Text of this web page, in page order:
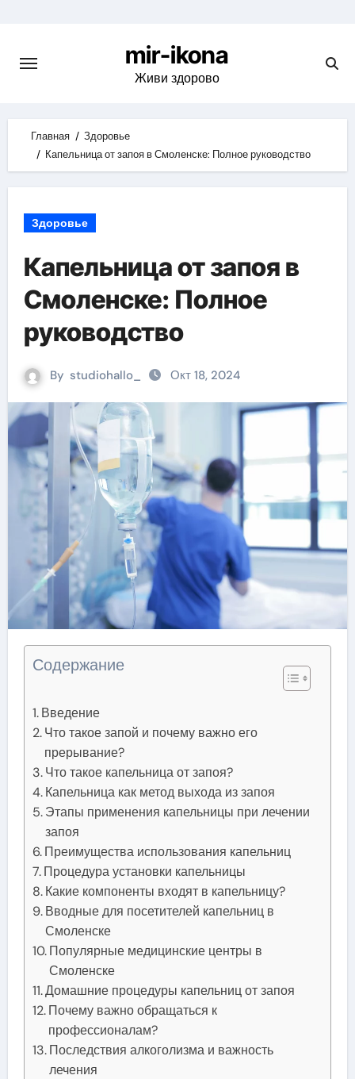
content
mir-ikona
Живи здорово
Главная
Здоровье
Капельница от запоя в Смоленске: Полное руководство
Здоровье
Капельница от запоя в
Смоленске: Полное
руководство
By studiohallo_ Окт 18, 2024
Содержание
Введение
Что такое запой и почему важно его
прерывание?
Что такое капельница от запоя?
Капельница как метод выхода из запоя
Этапы применения капельницы при лечении
запоя
Преимущества использования капельниц
Процедура установки капельницы
Какие компоненты входят в капельницу?
Вводные для посетителей капельниц в
Смоленске
Популярные медицинские центры в
Смоленске
Домашние процедуры капельниц от запоя
Почему важно обращаться к
профессионалам?
Последствия алкоголизма и важность
лечения